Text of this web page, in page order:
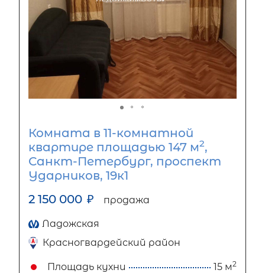
Комната в 11-комнатной
квартире площадью 147 м2,
Санкт-Петербург, проспект
Ударников, 19к1
2 150 000 ₽ продажа
Ладожская
Красногвардейский район
Площадь кухни 15 м2